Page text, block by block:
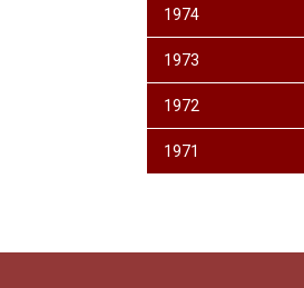
1974
1973
1972
1971